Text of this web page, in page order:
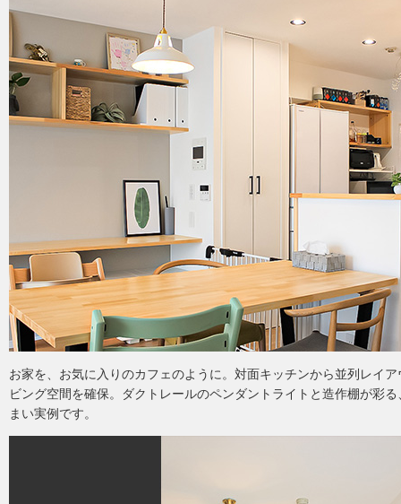
お家を、お気に入りのカフェのように。対面キッチンから並列レイ
ビング空間を確保。ダクトレールのペンダントライトと造作棚が彩
まい実例です。